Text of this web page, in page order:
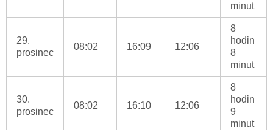
minut
29.
prosinec
08:02 16:09 12:06
8
hodin
8
minut
30.
prosinec
08:02 16:10 12:06
8
hodin
9
minut